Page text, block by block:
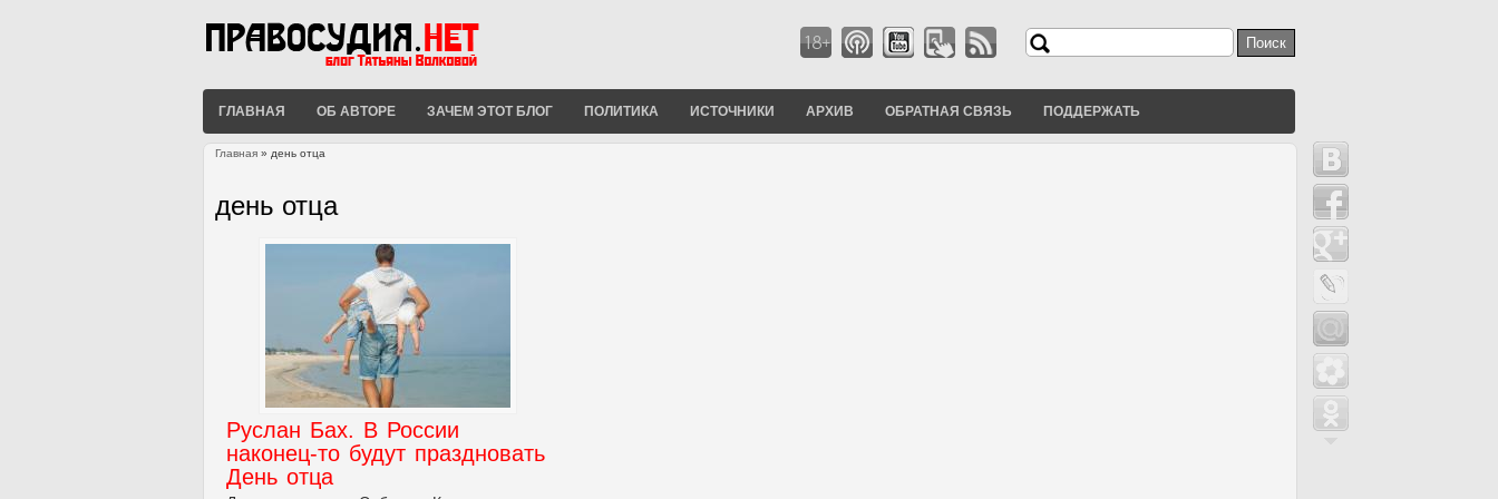
Форма поиска
Поиск
ГЛАВНАЯ ОБ АВТОРЕ ЗАЧЕМ ЭТОТ БЛОГ ПОЛИТИКА ИСТОЧНИКИ АРХИВ ОБРАТНАЯ СВЯЗЬ ПОДДЕРЖАТЬ
Главная » день отца
день отца
Руслан Бах. В России
наконец-то будут праздновать
День отца